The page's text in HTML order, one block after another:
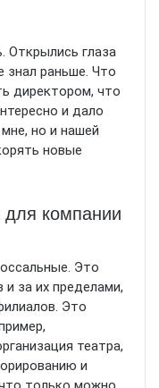
Открылись глаза
знал раньше. Что
директором, что
и дало
но и нашей
новые
для компании
Это
за их пределами,
Это
театра,
и